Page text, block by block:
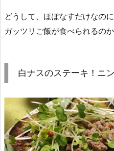
どうして、ほぼなすだけなの
ガッツリご飯が食べられるのか
白ナスのステーキ！ニ